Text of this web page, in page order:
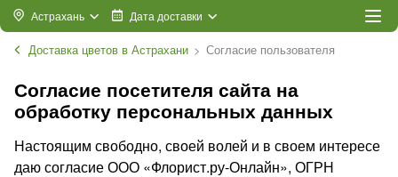
Астрахань Дата доставки
Доставка цветов в Астрахани Согласие пользователя
Согласие посетителя сайта на
обработку персональных данных
Настоящим свободно, своей волей и в своем интересе
даю согласие ООО «Флорист.ру-Онлайн», ОГРН